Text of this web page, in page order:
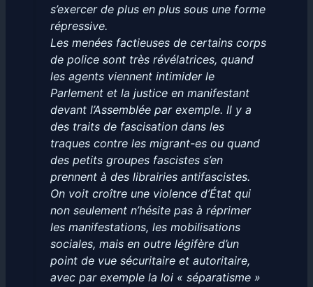
s’exercer de plus en plus sous une forme
répressive.
Les menées factieuses de certains corps
de police sont très révélatrices, quand
les agents viennent intimider le
Parlement et la justice en manifestant
devant l’Assemblée par exemple. Il y a
des traits de fascisation dans les
traques contre les migrant-es ou quand
des petits groupes fascistes s’en
prennent à des librairies antifascistes.
On voit croître une violence d’État qui
non seulement n’hésite pas à réprimer
les manifestations, les mobilisations
sociales, mais en outre légifère d’un
point de vue sécuritaire et autoritaire,
avec par exemple la loi « séparatisme »